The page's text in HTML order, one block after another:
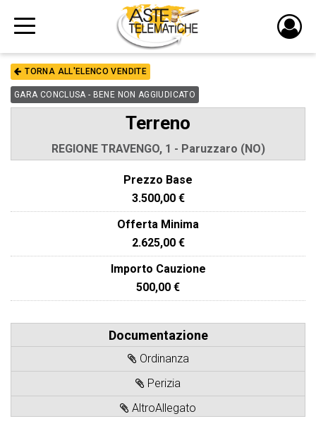
TORNA ALL'ELENCO VENDITE
GARA CONCLUSA - BENE NON AGGIUDICATO
Terreno
REGIONE TRAVENGO, 1 - Paruzzaro (NO)
Prezzo Base
3.500,00 €
Offerta Minima
2.625,00 €
Importo Cauzione
500,00 €
Documentazione
Ordinanza
Perizia
AltroAllegato